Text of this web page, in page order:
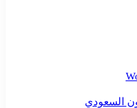
السعودي